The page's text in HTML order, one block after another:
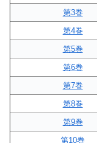
第3巻
第4巻
第5巻
第6巻
第7巻
第8巻
第9巻
第10巻